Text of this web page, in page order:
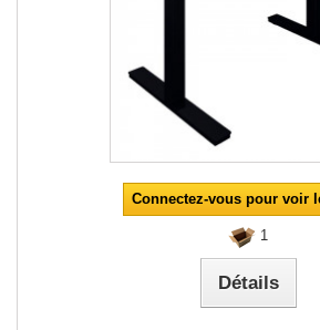
Connectez-vous pour voir
1
Détails